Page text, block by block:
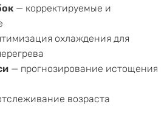
— корректируемые и
охлаждения для
— прогнозирование истощения
возраста